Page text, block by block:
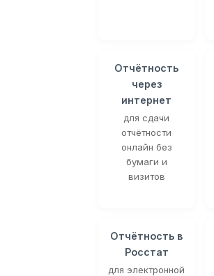
Отчётность
через
интернет
для сдачи
отчётности
онлайн без
бумаги и
визитов
Отчётность в
Росстат
для электронной